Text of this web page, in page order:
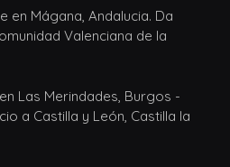
en Mágana, Andalucia. Da
Valenciana de la
Las Merindades, Burgos -
a Castilla y León, Castilla la